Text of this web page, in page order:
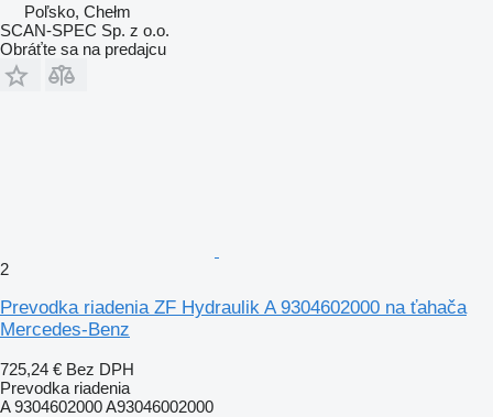
Poľsko, Chełm
SCAN-SPEC Sp. z o.o.
Obráťte sa na predajcu
2
Prevodka riadenia ZF Hydraulik A 9304602000 na ťahača
Mercedes-Benz
725,24 € Bez DPH
Prevodka riadenia
A 9304602000 A93046002000